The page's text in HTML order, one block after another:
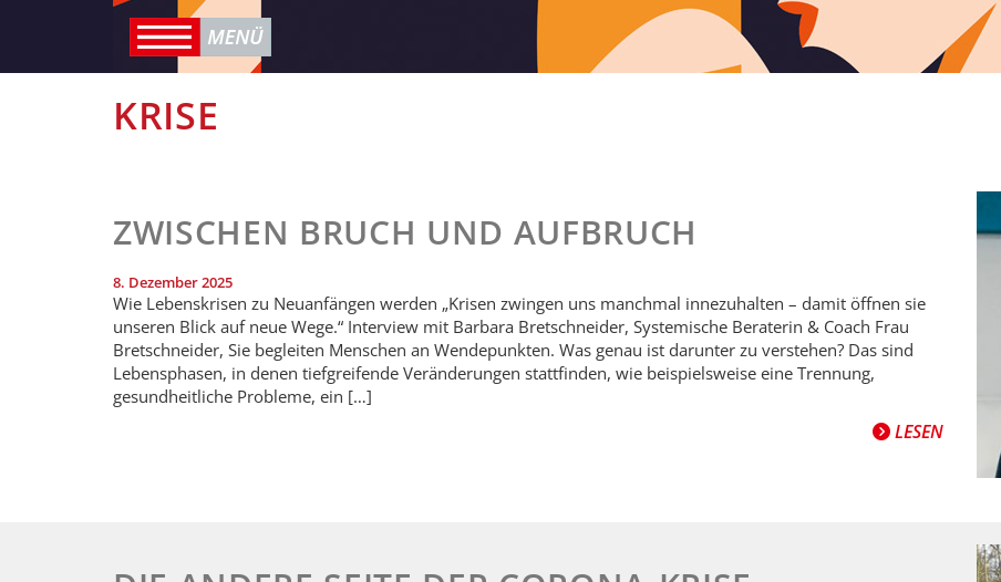
KRISE
ZWISCHEN BRUCH UND AUFBRUCH
8. Dezember 2025
Wie Lebenskrisen zu Neuanfängen werden „Krisen zwingen uns manchmal innezuhalten – damit öffnen sie
unseren Blick auf neue Wege.“ Interview mit Barbara Bretschneider, Systemische Beraterin & Coach Frau
Bretschneider, Sie begleiten Menschen an Wendepunkten. Was genau ist darunter zu verstehen? Das sind
Lebensphasen, in denen tiefgreifende Veränderungen stattfinden, wie beispielsweise eine Trennung,
gesundheitliche Probleme, ein […]
LESEN